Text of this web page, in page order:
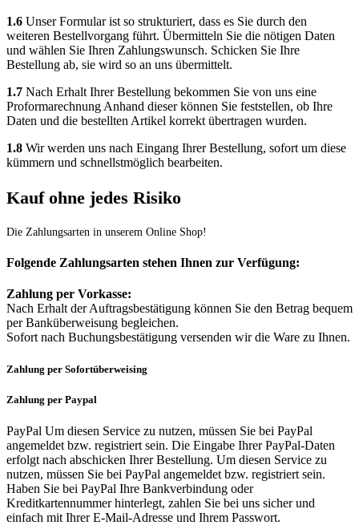
1.6 Unser Formular ist so strukturiert, dass es Sie durch den
weiteren Bestellvorgang führt. Übermitteln Sie die nötigen Daten
und wählen Sie Ihren Zahlungswunsch. Schicken Sie Ihre
Bestellung ab, sie wird so an uns übermittelt.
1.7 Nach Erhalt Ihrer Bestellung bekommen Sie von uns eine
Proformarechnung Anhand dieser können Sie feststellen, ob Ihre
Daten und die bestellten Artikel korrekt übertragen wurden.
1.8 Wir werden uns nach Eingang Ihrer Bestellung, sofort um diese
kümmern und schnellstmöglich bearbeiten.
Kauf ohne jedes Risiko
Die Zahlungsarten in unserem Online Shop!
Folgende Zahlungsarten stehen Ihnen zur Verfügung:
Zahlung per Vorkasse:
Nach Erhalt der Auftragsbestätigung können Sie den Betrag bequem
per Banküberweisung begleichen.
Sofort nach Buchungsbestätigung versenden wir die Ware zu Ihnen.
Zahlung per Sofortüberweising
Zahlung per Paypal
PayPal Um diesen Service zu nutzen, müssen Sie bei PayPal
angemeldet bzw. registriert sein. Die Eingabe Ihrer PayPal-Daten
erfolgt nach abschicken Ihrer Bestellung. Um diesen Service zu
nutzen, müssen Sie bei PayPal angemeldet bzw. registriert sein.
Haben Sie bei PayPal Ihre Bankverbindung oder
Kreditkartennummer hinterlegt, zahlen Sie bei uns sicher und
einfach mit Ihrer E-Mail-Adresse und Ihrem Passwort.